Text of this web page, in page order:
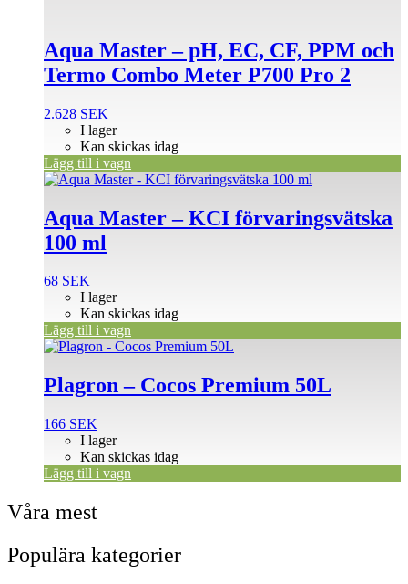
Aqua Master – pH, EC, CF, PPM och
Termo Combo Meter P700 Pro 2
2.628 SEK
I lager
Kan skickas idag
Lägg till i vagn
Aqua Master – KCI förvaringsvätska
100 ml
68 SEK
I lager
Kan skickas idag
Lägg till i vagn
Plagron – Cocos Premium 50L
166 SEK
I lager
Kan skickas idag
Lägg till i vagn
Våra mest
Populära kategorier